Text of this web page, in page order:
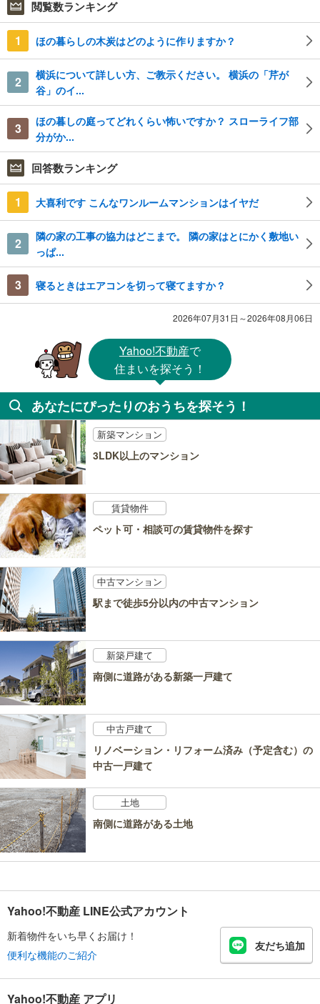
閲覧数ランキング
1 ほの暮らしの木炭はどのように作りますか？
2
横浜について詳しい方、ご教示ください。 横浜の「芹が
谷」のイ...
3
ほの暮しの庭ってどれくらい怖いですか？ スローライフ部
分がか...
回答数ランキング
1 大喜利です こんなワンルームマンションはイヤだ
2
隣の家の工事の協力はどこまで。 隣の家はとにかく敷地い
っぱ...
3 寝るときはエアコンを切って寝てますか？
2026年07月31日～2026年08月06日
Yahoo!不動産で
住まいを探そう！
あなたにぴったりのおうちを探そう！
新築マンション
3LDK以上のマンション
賃貸物件
ペット可・相談可の賃貸物件を探す
中古マンション
駅まで徒歩5分以内の中古マンション
新築戸建て
南側に道路がある新築一戸建て
中古戸建て
リノベーション・リフォーム済み（予定含む）の
中古一戸建て
土地
南側に道路がある土地
Yahoo!不動産 LINE公式アカウント
新着物件をいち早くお届け！
便利な機能のご紹介
友だち追加
Yahoo!不動産 アプリ